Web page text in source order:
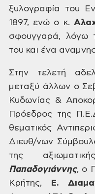
ξυλογραφία του
1897, ενώ ο κ.
σφουγγαρά, λόγω
του και ένα
Στην τελετή
μεταξύ άλλων ο
Κυδωνίας &
Πρόεδρος της
θεματικός
Διευθ/νων
της
Παπαδογιάννης, ο
Κρήτης,
Ε.